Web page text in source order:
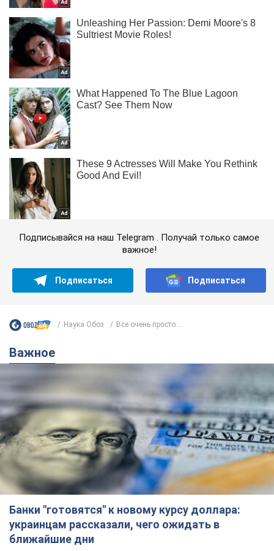
Подписывайся на наш Telegram . Получай только самое
важное!
Подписаться Подписаться
Наука Обоз Все очень просто:...
Важное
Банки "готовятся" к новому курсу доллара:
украинцам рассказали, чего ожидать в
ближайшие дни